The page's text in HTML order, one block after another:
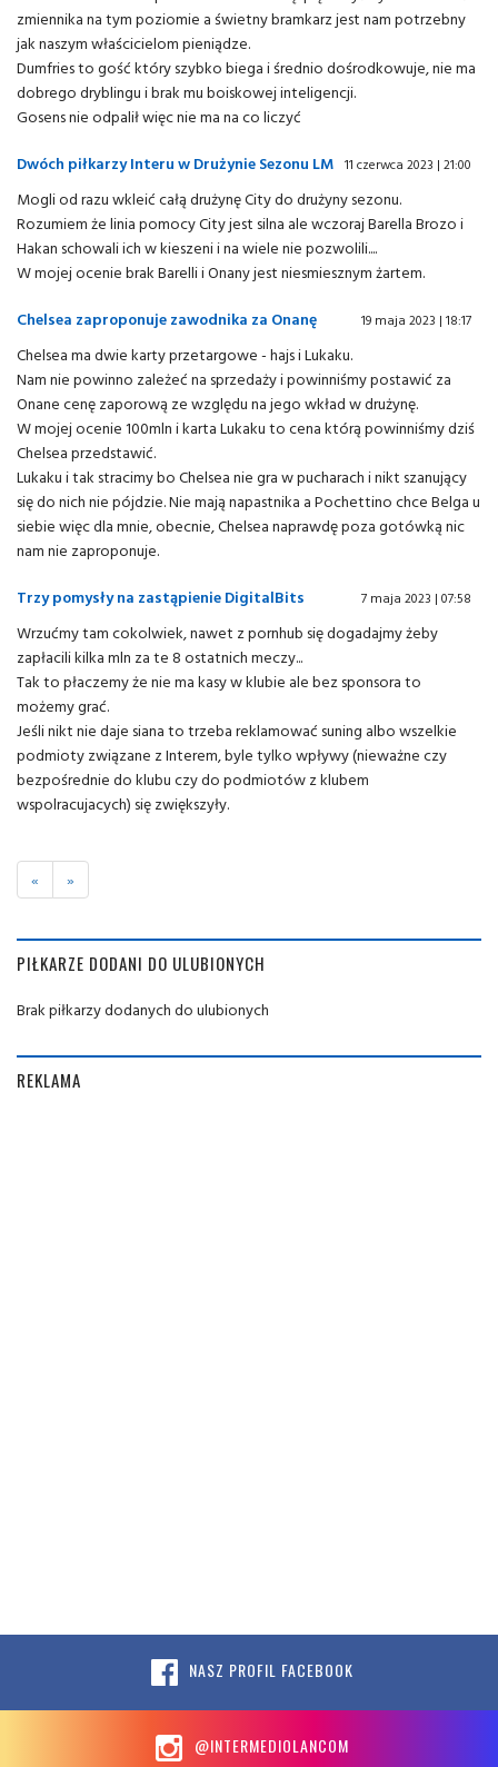
zmiennika na tym poziomie a świetny bramkarz jest nam potrzebny
jak naszym właścicielom pieniądze.
Dumfries to gość który szybko biega i średnio dośrodkowuje, nie ma
dobrego dryblingu i brak mu boiskowej inteligencji.
Gosens nie odpalił więc nie ma na co liczyć
Dwóch piłkarzy Interu w Drużynie Sezonu LM 11 czerwca 2023 | 21:00
Mogli od razu wkleić całą drużynę City do drużyny sezonu.
Rozumiem że linia pomocy City jest silna ale wczoraj Barella Brozo i
Hakan schowali ich w kieszeni i na wiele nie pozwolili....
W mojej ocenie brak Barelli i Onany jest niesmiesznym żartem.
Chelsea zaproponuje zawodnika za Onanę
19 maja 2023 | 18:17
Chelsea ma dwie karty przetargowe - hajs i Lukaku.
Nam nie powinno zależeć na sprzedaży i powinniśmy postawić za
Onane cenę zaporową ze względu na jego wkład w drużynę.
W mojej ocenie 100mln i karta Lukaku to cena którą powinniśmy dziś
Chelsea przedstawić.
Lukaku i tak stracimy bo Chelsea nie gra w pucharach i nikt szanujący
się do nich nie pójdzie. Nie mają napastnika a Pochettino chce Belga u
siebie więc dla mnie, obecnie, Chelsea naprawdę poza gotówką nic
nam nie zaproponuje.
Trzy pomysły na zastąpienie DigitalBits
7 maja 2023 | 07:58
Wrzućmy tam cokolwiek, nawet z pornhub się dogadajmy żeby
zapłacili kilka mln za te 8 ostatnich meczy...
Tak to płaczemy że nie ma kasy w klubie ale bez sponsora to
możemy grać.
Jeśli nikt nie daje siana to trzeba reklamować suning albo wszelkie
podmioty związane z Interem, byle tylko wpływy (nieważne czy
bezpośrednie do klubu czy do podmiotów z klubem
wspolracujacych) się zwiększyły.
« »
PIŁKARZE DODANI DO ULUBIONYCH
Brak piłkarzy dodanych do ulubionych
REKLAMA
NASZ PROFIL FACEBOOK
@INTERMEDIOLANCOM